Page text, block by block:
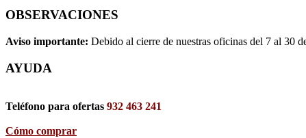
OBSERVACIONES
Aviso importante: Debido al cierre de nuestras oficinas del 7 al 30
AYUDA
Teléfono para ofertas 932 463 241
Cómo comprar